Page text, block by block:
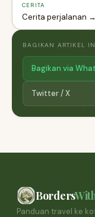
CERITA
Cerita perjalanan →
BAGIKAN ARTIKEL
Bagikan via
Twitter / X
Borders
Panduan travel ke